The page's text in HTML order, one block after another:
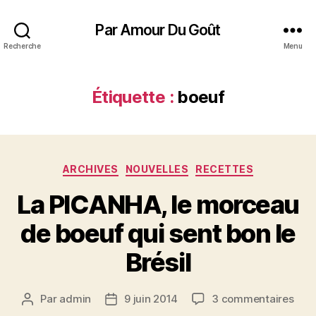
Recherche
Par Amour Du Goût
Menu
Étiquette : boeuf
Catégories
ARCHIVES NOUVELLES RECETTES
La PICANHA, le morceau
de boeuf qui sent bon le
Brésil
Auteur
Par admin
Date9 juin 2014 3 commentairessur